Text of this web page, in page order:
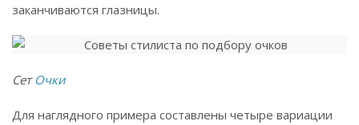
заканчиваются глазницы.
Сет Очки
Для наглядного примера составлены четыре вариации